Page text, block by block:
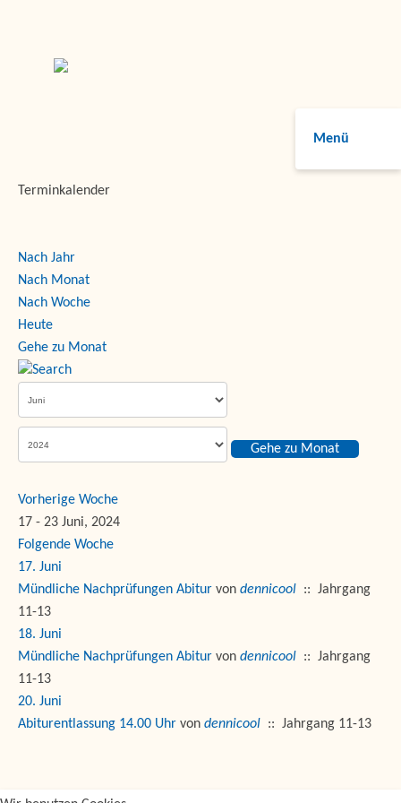
Menü
Terminkalender
Nach Jahr
Nach Monat
Nach Woche
Heute
Gehe zu Monat
Gehe zu Monat
Vorherige Woche
17 - 23 Juni, 2024
Folgende Woche
17. Juni
Mündliche Nachprüfungen Abitur von dennicool :: Jahrgang
11-13
18. Juni
Mündliche Nachprüfungen Abitur von dennicool :: Jahrgang
11-13
20. Juni
Abiturentlassung 14.00 Uhr von dennicool :: Jahrgang 11-13